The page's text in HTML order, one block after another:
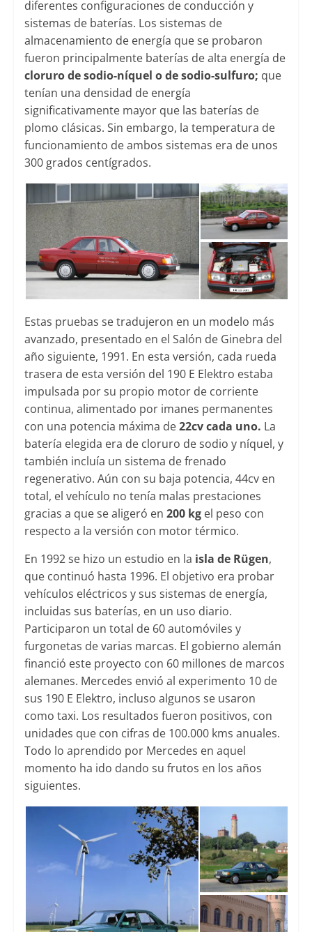
diferentes configuraciones de conducción y
sistemas de baterías. Los sistemas de
almacenamiento de energía que se probaron
fueron principalmente baterías de alta energía de
cloruro de sodio-níquel o de sodio-sulfuro; que
tenían una densidad de energía
significativamente mayor que las baterías de
plomo clásicas. Sin embargo, la temperatura de
funcionamiento de ambos sistemas era de unos
300 grados centígrados.
Estas pruebas se tradujeron en un modelo más
avanzado, presentado en el Salón de Ginebra del
año siguiente, 1991. En esta versión, cada rueda
trasera de esta versión del 190 E Elektro estaba
impulsada por su propio motor de corriente
continua, alimentado por imanes permanentes
con una potencia máxima de22cv cada uno. La
batería elegida era de cloruro de sodio y níquel, y
también incluía un sistema de frenado
regenerativo. Aún con su baja potencia, 44cv en
total, el vehículo no tenía malas prestaciones
gracias a que se aligeró en 200 kgel peso con
respecto a la versión con motor térmico.
En 1992 se hizo un estudio en la isla de Rügen,
que continuó hasta 1996. El objetivo era probar
vehículos eléctricos y sus sistemas de energía,
incluidas sus baterías, en un uso diario.
Participaron un total de 60 automóviles y
furgonetas de varias marcas. El gobierno alemán
financió este proyecto con 60 millones de marcos
alemanes. Mercedes envió al experimento 10 de
sus 190 E Elektro, incluso algunos se usaron
como taxi. Los resultados fueron positivos, con
unidades que con cifras de 100.000 kms anuales.
Todo lo aprendido por Mercedes en aquel
momento ha ido dando su frutos en los años
siguientes.